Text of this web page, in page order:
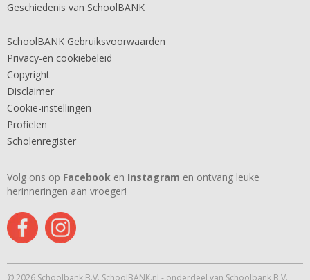
Geschiedenis van SchoolBANK
SchoolBANK Gebruiksvoorwaarden
Privacy-en cookiebeleid
Copyright
Disclaimer
Cookie-instellingen
Profielen
Scholenregister
Volg ons op Facebook en Instagram en ontvang leuke
herinneringen aan vroeger!
© 2026 Schoolbank B.V. SchoolBANK.nl - onderdeel van Schoolbank B.V.